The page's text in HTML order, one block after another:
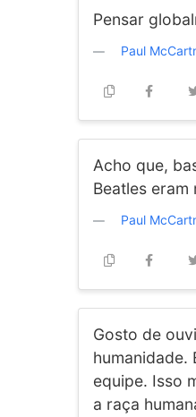
Pensar
Paul
Acho que,
Beatles eram
Paul
Gosto de
humanidade.
equipe. Isso
a raça